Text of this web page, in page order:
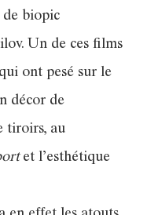
de biopic
Un de ces films
ont pesé sur le
décor de
tiroirs, au
et l’esthétique